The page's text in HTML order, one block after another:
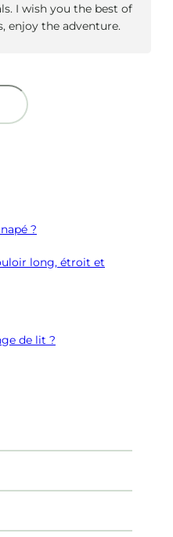
I wish you the best of
enjoy the adventure.
?
long, étroit et
de lit ?